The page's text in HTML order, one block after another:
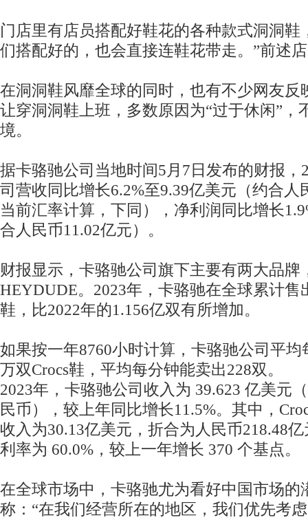
门店里有店员搭配好鞋花的各种款式洞洞鞋
们搭配好的，也会直接连鞋花带走。”前述
在洞洞鞋风靡全球的同时，也有不少网友反
让穿洞洞鞋上班，多数原因为“过于休闲”，
境。
据卡骆驰公司当地时间5月7日发布的财报，
司营收同比增长6.2%至9.39亿美元（约合人
当前汇率计算，下同），净利润同比增长
合人民币11.02亿元）。
财报显示，卡骆驰公司旗下主要有两大品牌
HEYDUDE。2023年，卡骆驰在全球累计售
鞋，比2022年的1.156亿双有所增加。
如果按一年8760小时计算，卡骆驰公司平均
万双Crocs鞋，平均每分钟能卖出228双。
2023年，卡骆驰公司收入为 39.623 亿美元
民币），较上年同比增长11.5%。其中，
收入为30.13亿美元，折合为人民币218.48
利率为 60.0%，较上一年增长 370 个基点。
在全球市场中，卡骆驰尤为看好中国市场的
称：“在我们经营所在的地区，我们优先考